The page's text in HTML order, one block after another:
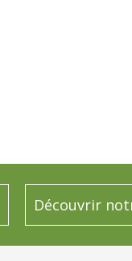
Découvrir